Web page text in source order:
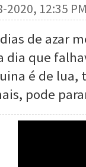
2020, 12:35
de azar
dia que
é de lua,
pode